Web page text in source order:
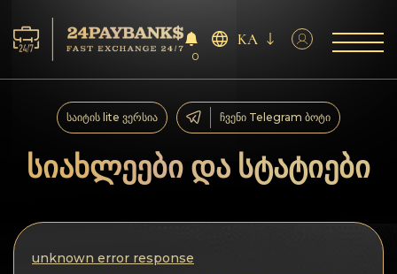
მომსახურება
რეზერვები
გამოხმაურებები
0
KA
სიახლეები და სტატიები
საიტის lite ვერსია ჩვენი Telegram ბოტი
unknown error response